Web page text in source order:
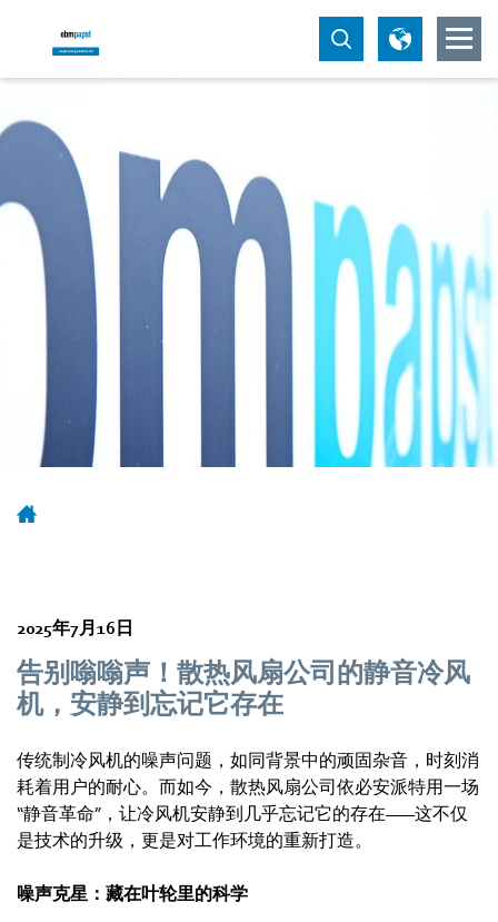
2025年7月16日
告别嗡嗡声！散热风扇公司的静音冷风
机，安静到忘记它存在
传统制冷风机的噪声问题，如同背景中的顽固杂音，时刻消
耗着用户的耐心。而如今，散热风扇公司依必安派特用一场
“静音革命”，让冷风机安静到几乎忘记它的存在——这不仅
是技术的升级，更是对工作环境的重新打造。
噪声克星：藏在叶轮里的科学